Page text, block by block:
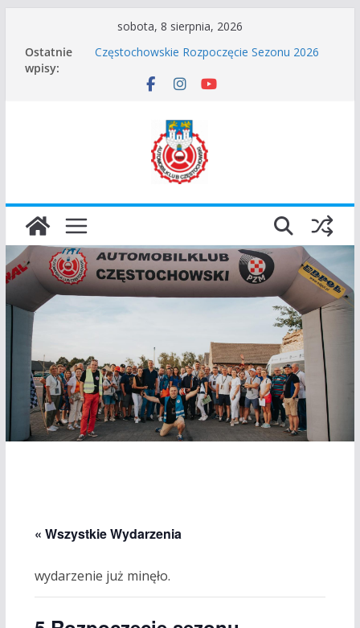
treści
sobota, 8 sierpnia, 2026
Ostatnie
wpisy:
Częstochowskie Rozpoczęcie Sezonu 2026
Sezonu 2025
VROOOM Classic Race Event 2026
I Gliwicki Classic Sprint o Puchar Prezydenta
Miasta Gliwice
« Wszystkie Wydarzenia
wydarzenie już minęło.